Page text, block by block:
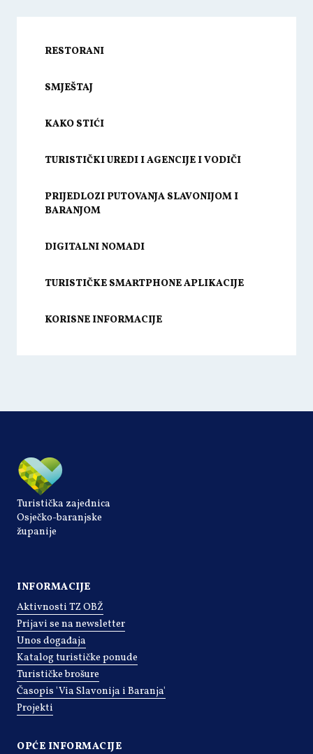
RESTORANI
SMJEŠTAJ
KAKO STIĆI
TURISTIČKI UREDI I AGENCIJE I VODIČI
PRIJEDLOZI PUTOVANJA SLAVONIJOM I
BARANJOM
DIGITALNI NOMADI
TURISTIČKE SMARTPHONE APLIKACIJE
KORISNE INFORMACIJE
Turistička zajednica
Osječko-baranjske
županije
INFORMACIJE
Aktivnosti TZ OBŽ
Prijavi se na newsletter
Unos događaja
Katalog turističke ponude
Turističke brošure
Časopis 'Via Slavonija i Baranja'
Projekti
OPĆE INFORMACIJE